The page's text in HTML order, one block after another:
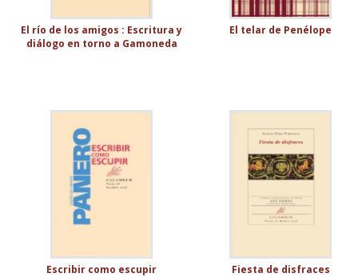
El río de los amigos : Escritura y
diálogo en torno a Gamoneda
El telar de Penélope
Escribir como escupir Fiesta de disfraces